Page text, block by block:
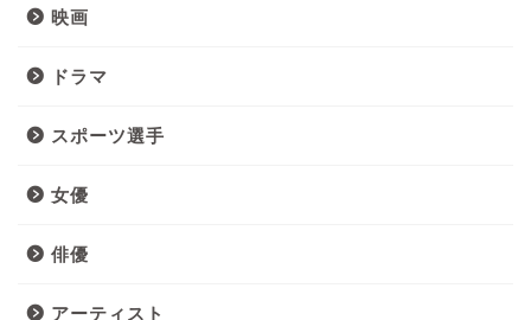
映画
ドラマ
スポーツ選手
女優
俳優
アーティスト